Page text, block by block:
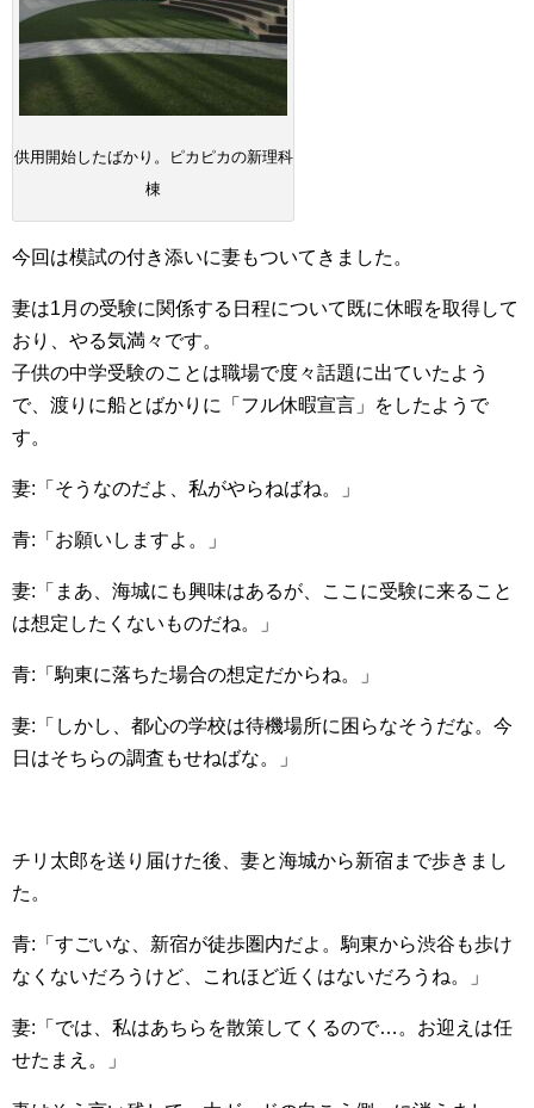
供用開始したばかり。ピカピカの新理科
棟
今回は模試の付き添いに妻もついてきました。
妻は1月の受験に関係する日程について既に休暇を取得して
おり、やる気満々です。
子供の中学受験のことは職場で度々話題に出ていたよう
で、渡りに船とばかりに「フル休暇宣言」をしたようで
す。
妻:「そうなのだよ、私がやらねばね。」
青:「お願いしますよ。」
妻:「まあ、海城にも興味はあるが、ここに受験に来ること
は想定したくないものだね。」
青:「駒東に落ちた場合の想定だからね。」
妻:「しかし、都心の学校は待機場所に困らなそうだな。今
日はそちらの調査もせねばな。」
チリ太郎を送り届けた後、妻と海城から新宿まで歩きまし
た。
青:「すごいな、新宿が徒歩圏内だよ。駒東から渋谷も歩け
なくないだろうけど、これほど近くはないだろうね。」
妻:「では、私はあちらを散策してくるので…。お迎えは任
せたまえ。」